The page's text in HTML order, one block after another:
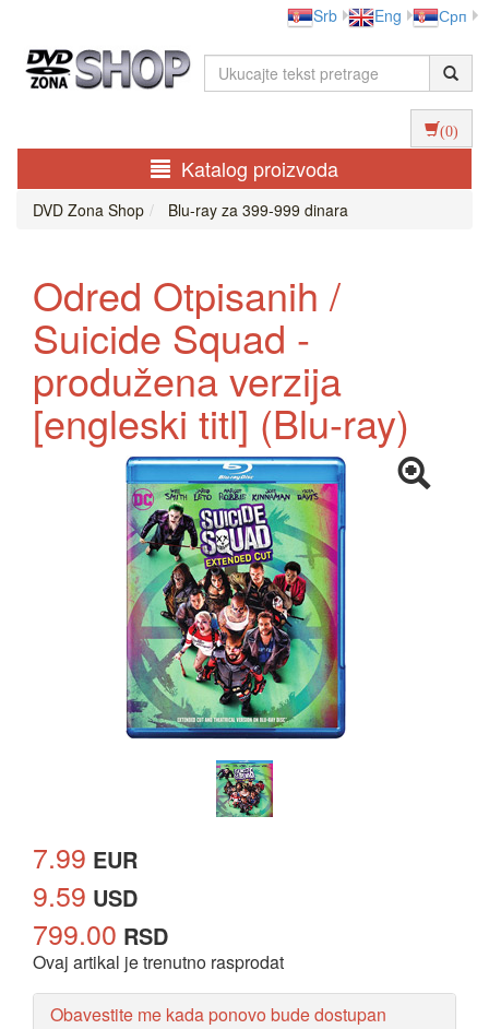
Srb Eng Срп
(0)
Katalog proizvoda
DVD Zona Shop Blu-ray za 399-999 dinara
Odred Otpisanih /
Suicide Squad -
produžena verzija
[engleski titl] (Blu-ray)
7.99 EUR
9.59 USD
799.00 RSD
Ovaj artikal je trenutno rasprodat
Obavestite me kada ponovo bude dostupan